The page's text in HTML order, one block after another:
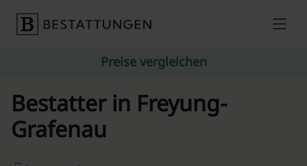
Preise vergleichen
Bestatter in Freyung-
Grafenau